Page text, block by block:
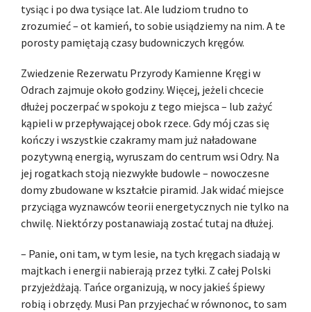
tysiąc i po dwa tysiące lat. Ale ludziom trudno to
zrozumieć – ot kamień, to sobie usiądziemy na nim. A te
porosty pamiętają czasy budowniczych kręgów.
Zwiedzenie Rezerwatu Przyrody Kamienne Kręgi w
Odrach zajmuje około godziny. Więcej, jeżeli chcecie
dłużej poczerpać w spokoju z tego miejsca – lub zażyć
kąpieli w przepływającej obok rzece. Gdy mój czas się
kończy i wszystkie czakramy mam już naładowane
pozytywną energią, wyruszam do centrum wsi Odry. Na
jej rogatkach stoją niezwykłe budowle – nowoczesne
domy zbudowane w kształcie piramid. Jak widać miejsce
przyciąga wyznawców teorii energetycznych nie tylko na
chwilę. Niektórzy postanawiają zostać tutaj na dłużej.
– Panie, oni tam, w tym lesie, na tych kręgach siadają w
majtkach i energii nabierają przez tyłki. Z całej Polski
przyjeżdżają. Tańce organizują, w nocy jakieś śpiewy
robią i obrzędy. Musi Pan przyjechać w równonoc, to sam